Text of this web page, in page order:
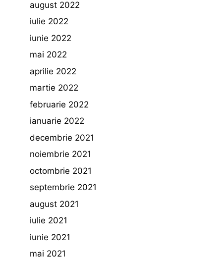
august 2022
iulie 2022
iunie 2022
mai 2022
aprilie 2022
martie 2022
februarie 2022
ianuarie 2022
decembrie 2021
noiembrie 2021
octombrie 2021
septembrie 2021
august 2021
iulie 2021
iunie 2021
mai 2021